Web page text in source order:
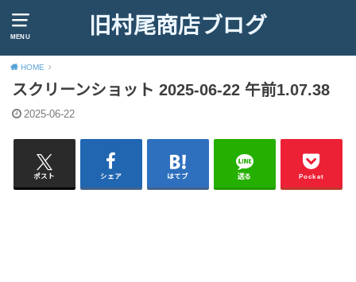
MENU 旧村尾商店ブログ
HOME
スクリーンショット 2025-06-22 午前1.07.38
2025-06-22
ポスト シェア はてブ 送る Pocket